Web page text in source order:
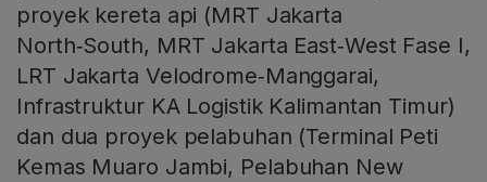
proyek kereta api (MRT Jakarta
North‑South, MRT Jakarta East‑West Fase I,
LRT Jakarta Velodrome‑Manggarai,
Infrastruktur KA Logistik Kalimantan Timur)
dan dua proyek pelabuhan (Terminal Peti
Kemas Muaro Jambi, Pelabuhan New